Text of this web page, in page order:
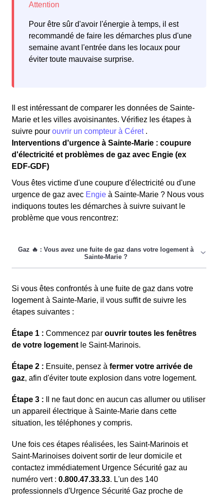
Pour être sûr d'avoir l'énergie à temps, il est
recommandé de faire les démarches plus d'une
semaine avant l'entrée dans les locaux pour
éviter toute mauvaise surprise.
Il est intéressant de comparer les données de Sainte-
Marie et les villes avoisinantes. Vérifiez les étapes à
suivre pour ouvrir un compteur à Céret .
Interventions d'urgence à Sainte-Marie : coupure
d'électricité et problèmes de gaz avec Engie (ex
EDF-GDF)
Vous êtes victime d'une coupure d'électricité ou d'une
urgence de gaz avec Engie à Sainte-Marie ? Nous vous
indiquons toutes les démarches à suivre suivant le
problème que vous rencontrez:
Si vous êtes confrontés à une fuite de gaz dans votre
logement à Sainte-Marie, il vous suffit de suivre les
étapes suivantes :
Étape 1 : Commencez par ouvrir toutes les fenêtres
de votre logement le Saint-Marinois.
Étape 2 : Ensuite, pensez à fermer votre arrivée de
gaz, afin d'éviter toute explosion dans votre logement.
Étape 3 : Il ne faut donc en aucun cas allumer ou utiliser
un appareil électrique à Sainte-Marie dans cette
situation, les téléphones y compris.
Une fois ces étapes réalisées, les Saint-Marinois et
Saint-Marinoises doivent sortir de leur domicile et
contactez immédiatement Urgence Sécurité gaz au
numéro vert : 0.800.47.33.33. L'un des 140
professionnels d'Urgence Sécurité Gaz proche de